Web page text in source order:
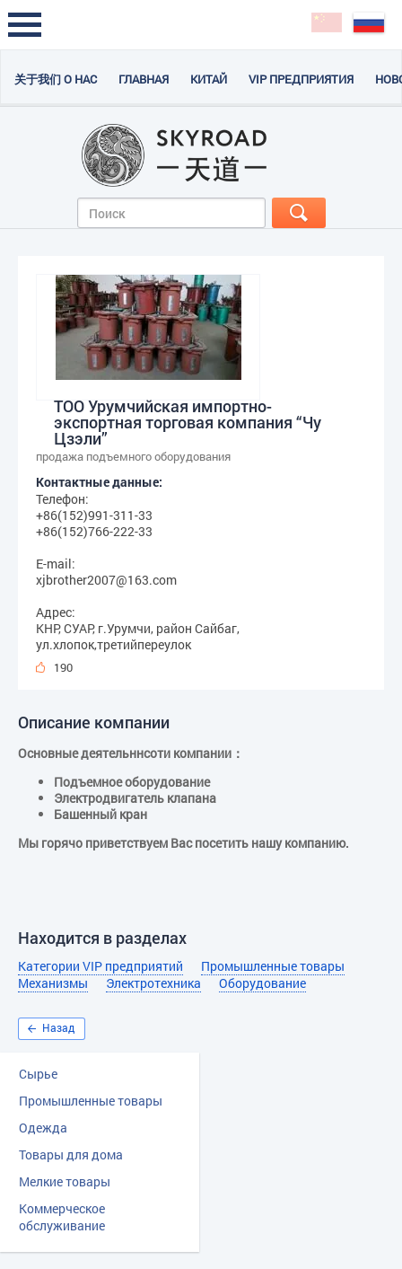
关于我们 О НАС ГЛАВНАЯ КИТАЙ VIP ПРЕДПРИЯТИЯ
Сырье
Промышленные товары
Одежда
Товары для дома
Мелкие товары
Коммерческое
обслуживание
ТОО Урумчийская импортно-
экспортная торговая компания “Чу
Цзэли”
продажа подъемного оборудования
Контактные данные:
Телефон:
+86(152)991-311-33
+86(152)766-222-33
E-mail:
xjbrother2007@163.com
Адрес:
КНР, СУАР, г.Урумчи, район Сайбаг,
ул.хлопок,третийпереулок
190
Описание компании
Основные деятельннсоти компании：
Подъемное оборудование
Электродвигатель клапана
Башенный кран
Мы горячо приветствуем Вас посетить нашу компанию.
Находится в разделах
Категории VIP предприятий
Промышленные товары
Механизмы
Электротехника Оборудование
Назад